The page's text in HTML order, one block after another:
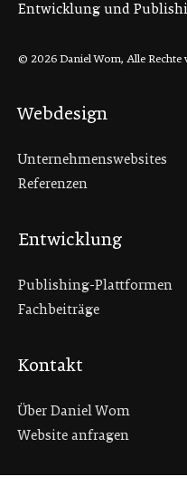
Entwicklung und
© 2026 Daniel Wom, Alle Rechte
Webdesign
Unternehmenswebsites
Referenzen
Entwicklung
Publishing-Plattformen
Fachbeiträge
Kontakt
Über Daniel Wom
Website anfragen